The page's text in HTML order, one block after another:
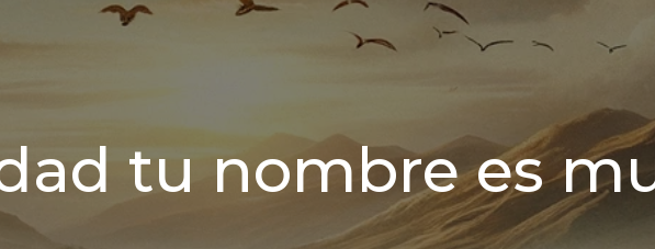
tu nombre es